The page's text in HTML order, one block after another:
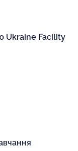
Ukraine Facility